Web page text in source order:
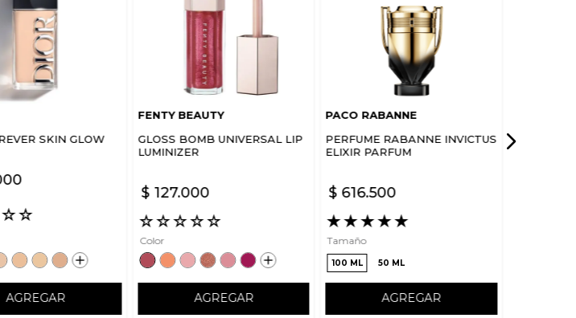
SKIN GLOW
☆☆
AGREGAR
FENTY BEAUTY
GLOSS BOMB UNIVERSAL LIP
LUMINIZER
$ 127.000
☆☆☆☆☆
Color
AGREGAR
PACO RABANNE
PERFUME RABANNE INVICTUS
ELIXIR PARFUM
$ 616.500
★★★★★
Tamaño
100 ML 50 ML
AGREGAR